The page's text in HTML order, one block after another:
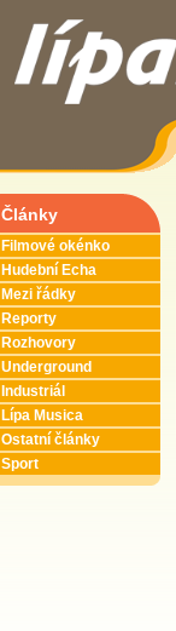
Články
Filmové okénko
Hudební Echa
Mezi řádky
Reporty
Rozhovory
Underground
Industriál
Lípa Musica
Ostatní články
Sport